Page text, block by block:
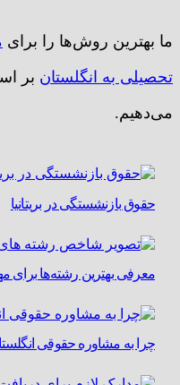
ما بهترین روش‌ها را برای
تحصیلی به انگلستان بر
می‌دهیم.
حقوق بازنشستگی در بریتانیا
معرفی بهترین رشته‌ها برای
چرا به مشاوره حقوقی